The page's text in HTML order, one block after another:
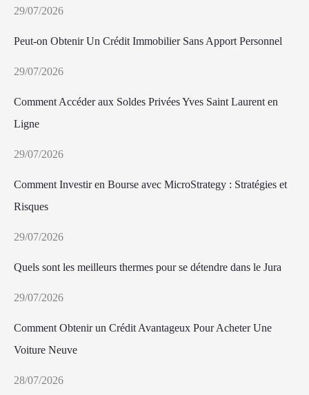
29/07/2026
Peut-on Obtenir Un Crédit Immobilier Sans Apport Personnel
29/07/2026
Comment Accéder aux Soldes Privées Yves Saint Laurent en
Ligne
29/07/2026
Comment Investir en Bourse avec MicroStrategy : Stratégies et
Risques
29/07/2026
Quels sont les meilleurs thermes pour se détendre dans le Jura
29/07/2026
Comment Obtenir un Crédit Avantageux Pour Acheter Une
Voiture Neuve
28/07/2026